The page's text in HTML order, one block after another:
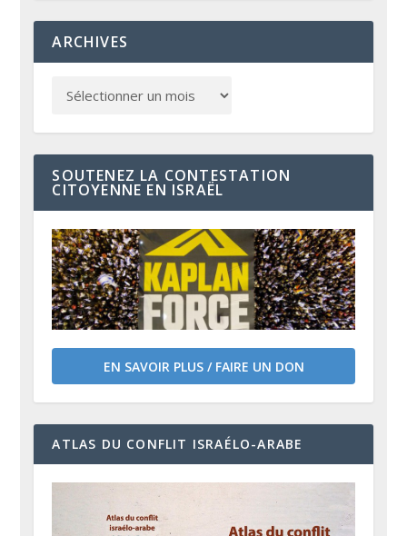
ARCHIVES
SOUTENEZ LA CONTESTATION
CITOYENNE EN ISRAËL
EN SAVOIR PLUS / FAIRE UN DON
ATLAS DU CONFLIT ISRAÉLO-ARABE